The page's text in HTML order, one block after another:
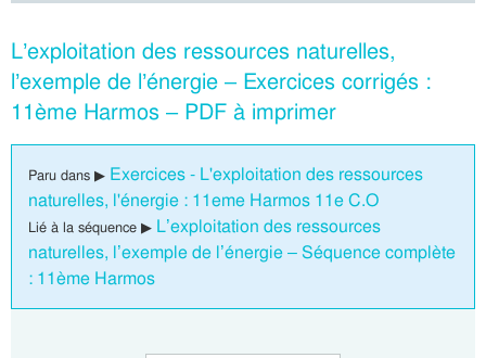
L’exploitation des ressources naturelles,
l’exemple de l’énergie – Exercices corrigés :
11ème Harmos – PDF à imprimer
Paru dans ▶ Exercices - L'exploitation des ressources
naturelles, l'énergie : 11eme Harmos 11e C.O
Lié à la séquence ▶ L’exploitation des ressources
naturelles, l’exemple de l’énergie – Séquence complète
: 11ème Harmos